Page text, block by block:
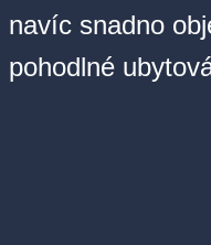
navíc snadno
pohodlné